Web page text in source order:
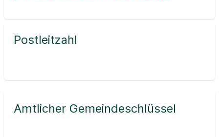
Postleitzahl
Amtlicher Gemeindeschlüssel